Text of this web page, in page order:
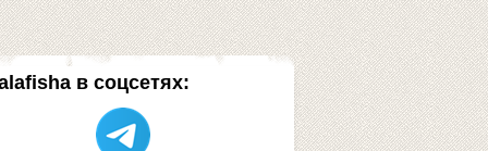
в соцсетях: